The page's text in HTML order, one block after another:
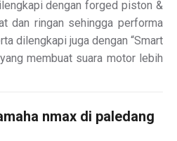
dengan forged piston &
dan ringan sehingga performa
dilengkapi juga dengan “Smart
membuat suara motor lebih
nmax di paledang